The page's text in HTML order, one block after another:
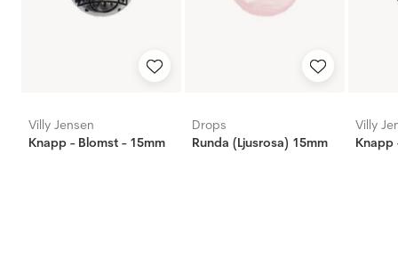
Villy Jensen
Knapp - Blomst - 15mm
Drops
Runda (Ljusrosa) 15mm
Villy